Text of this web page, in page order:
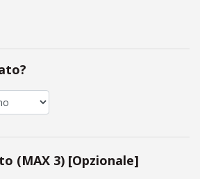
(MAX 3) [Opzionale]